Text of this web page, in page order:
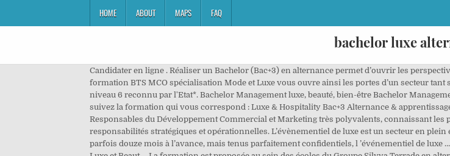
HOME ABOUT MAPS FAQ
bachelor luxe
Candidater en ligne . Réaliser un Bachelor (Bac+3) en alternance permet d’ouvrir les perspectives d’évolution et de dépasser le statut d’exécutant dans l’entreprise. La formation BTS MCO spécialisation Mode et Luxe vous ouvre ainsi les portes d’un secteur tant spécifique que fascinant. A l’issue des trois ans, il délivre un titre de niveau 6 reconnu par l'Etat*. Bachelor Management luxe, beauté, bien-être Bachelor Management luxe, beauté, bien-être . Intégrez une des écoles du Groupe INSEEC et suivez la formation qui vous correspond : Luxe & Hospitality Bac+3 Alternance & apprentissage Paris Les entreprises du secteur de la mode et du luxe ont besoin de Responsables du Développement Commercial et Marketing très polyvalents, connaissant les produits et le fonctionnement des marchés, capables de prendre des responsabilités stratégiques et opérationnelles. L’évènementiel de luxe est un secteur en plein essor, peu ou pas de chiffres officiels, carnets de commandes remplis parfois douze mois à l’avance, mais tenus parfaitement confidentiels, l ’événementiel de luxe … Le titre de Bachelor Responsable de Projet Marketing Communication Luxe et Beaut ... La formation est proposée au sein des écoles du Groupe Silvya Terrade en alternance (contrat d'apprentissage ou de professionnalisation) ou par la voie de la formation continu (financement personnel ou financement dans le cadre de prise en charge Pôle Emploi, cpf…). Choisir l'alternance est un excellent choix car cela va permettre aux étudiants de l'EIML Paris de pouvoir se familiariser encore plus au monde de l'entreprise et plus particulièrement dans le secteur du luxe. Élaboration de stratégies performantes, développement du leadership, appropriation des outils de management, intégration des bases théoriques et solide culture du Luxe, vous détiendrez les codes pour manager et intégrer aisément ce secteur. Bachelor Luxury Management PARFUMERIE, COSMÉTIQUE & SPA Bachelor Luxury Management TOURISME, HÔTELLERIE ET LOISIRS Bachelor Luxury Management … Bachelor . Validation : Titre RNCP niveau II - niveau licence - Spécialisation Luxe et haut de Gamme en plein centre de Nantes Plan du site. Suivez la troisième année du Programme Bachelor en alternance et profitez d’une immersion dans le monde réel des entreprises. Cela comporte aussi l'avantage de pouvoir se faire financer partiellement ou entièrement sa formation par son entreprise d'accueil. Le Bachelor Luxe, Mode et Design forme tout d’abord les étudiants aux bases du Management commercial, au marketing et à la communication propres au secteur du luxe. Formation Luxe Bachelor Luxe Mode Beaut ... Mode et Beauté permet de poursuivre l'accélération en intégrant l'univers professionnel du luxe en alternance ou en stage alterné. Découvrir. Choisissez l'école de marketing de luxe en alternance qui vous permettra de mettre en pratique vos connaissances. Pour y accéder, vous devez être titulaire d’un Bac +2 (120 crédits ECTS). ISG Luxury est l’école du luxe à Paris Bordeaux Lille Lyon Nantes Nice. Emploi: Alternance luxe • Recherche parmi 538.000+ offres d'emploi en cours France et à l'étranger • Rapide & Gratuit • Temps plein, temporaire et à temps partiel • Meilleurs employeurs • Emploi : Alternance luxe - facile à trouver ! Titulaire d’un diplôme/formation post-bac, bac+1, bac+2; Concours d’évaluation; Dépôt d’un dossier de candidature; Entretien avec le service pédagogique . C'est le cas de l’école de commerce ESGCI qui compte dans ses formations un Bachelor Management du Luxe. Le Bachelor Luxe mène à un titre reconnu par l'état, de niveau II / 6 Européen * Débouchés. Bachelor Mode, Luxe & Marketing Digital Programme de 3ème Année en Alternance WebCP 2020-11-16T12:27:13+01:00 Objectif du programme Avec 1 million d’emplois directs et indirects en France, l es entreprises de mode et de création (habillement, accessoires, cuir, bijoux,…) développent leurs équipes en permanence . Du Bachelor au MBA en passant par le MSc, Sup de luxe combine l’excellence d’une grande école et l’expertise conférée par les dirigeants du secteur qui l’ont initiée. Indeed peut percevoir une rémunération de la part de ces employeurs, ce qui permet de maintenir la gratuité du site pour les chercheurs demploi. et E.S.T.E.L. BACHELOR DÉLIVRANT. Ce bachelor délivre un titre de niveau 6 reconnu par l’Etat*. Ce programme de Mastère de Management spécialisé en Alternance (MMS) Marketing du Luxe permet, en deux années ou en quinze mois (admission parallèle en 2ème année), est accessible: en 1ère année après une licence, un bachelor ou un bac + 3. L'alternance en marketing ou management du luxe est disponible du bachelor … Bachelor management luxe mode beauté, Ecole élégance : pour tout savoir sur la formation Bachelor management luxe mode beauté, consulter les informations pratiques sur Letudiant.fr. Le Bachelor Management du Luxe, en 3 ans assure aux étudiants la compréhension des enjeux de l’industrie du luxe ainsi qu’une immersion à 360 degrés de ce secteur qui ne cesse de croitre. L'école. Article Après le bac : les différentes poursuites d'études. Bac+4/5 en alternance. Les étudiants ayant un choix très précis de leur spécialisation peuvent se diriger vers un Bachelor en Marketing du Luxe à Paris. NIVEAU BAC+3. Il repose sur une formation générale au marketing et une spécialisation aux métiers du luxe avec une double approche créative et managériale. Spécialités Bachelor Luxe Mode Beauté Durée de formation : 3 ans; Niveau terminal d'études : bac + 3 Nature du diplôme : certificat d'école ... L'alternance dans l'enseignement supérieur. Choisir une licence ou un